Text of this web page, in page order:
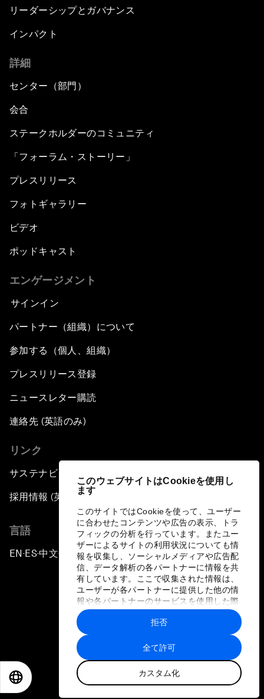
このウェブサイトはCookieを使用し
ます
このサイトではCookieを使って、ユーザー
に合わせたコンテンツや広告の表示、トラ
フィックの分析を行っています。またユー
ザーによるサイトの利用状況についても情
報を収集し、ソーシャルメディアや広告配
信、データ解析の各パートナーに情報を共
有しています。ここで収集された情報は、
ユーザーが各パートナーに提供した他の情
報や各パートナーのサービスを使用した際
に収集された情報と組み合わされ、各パー
トナーによって使用されることがありま
す。
全て許可
カスタム化
拒否
リーダーシップとガバナンス
インパクト
詳細
センター（部門）
会合
ステークホルダーのコミュニティ
「フォーラム・ストーリー」
プレスリリース
フォトギャラリー
ビデオ
ポッドキャスト
エンゲージメント
サインイン
パートナー（組織）について
参加する（個人、組織）
プレスリリース登録
ニュースレター購読
連絡先 (英語のみ)
リンク
サステナビリティへの取り組み
採用情報 (英語のみ)
言語
EN ▪ES▪中文▪ 日本語
プライバシーポリシーと利用規約
サイトマップ
©
世界経済フォーラム